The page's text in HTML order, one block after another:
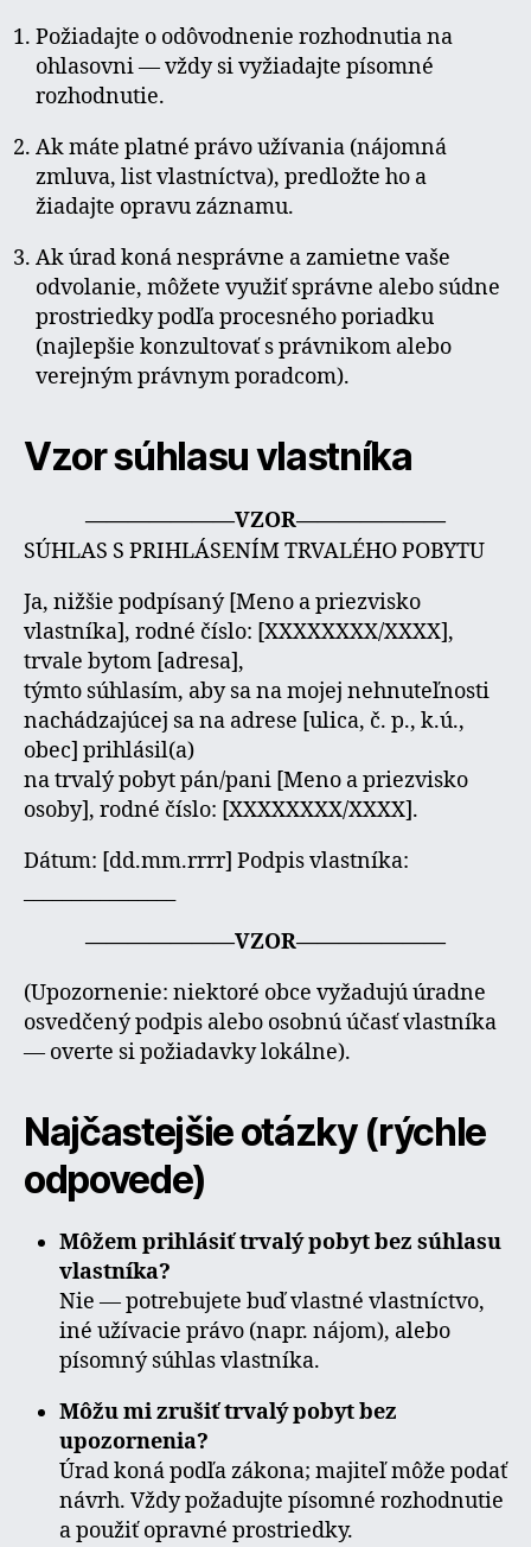
Požiadajte o odôvodnenie rozhodnutia na
ohlasovni — vždy si vyžiadajte písomné
rozhodnutie.
Ak máte platné právo užívania (nájomná
zmluva, list vlastníctva), predložte ho a
žiadajte opravu záznamu.
Ak úrad koná nesprávne a zamietne vaše
odvolanie, môžete využiť správne alebo súdne
prostriedky podľa procesného poriadku
(najlepšie konzultovať s právnikom alebo
verejným právnym poradcom).
Vzor súhlasu vlastníka
———————VZOR———————
SÚHLAS S PRIHLÁSENÍM TRVALÉHO POBYTU
Ja, nižšie podpísaný [Meno a priezvisko
vlastníka], rodné číslo: [XXXXXXXX/XXXX],
trvale bytom [adresa],
týmto súhlasím, aby sa na mojej nehnuteľnosti
nachádzajúcej sa na adrese [ulica, č. p., k.ú.,
obec] prihlásil(a)
na trvalý pobyt pán/pani [Meno a priezvisko
osoby], rodné číslo: [XXXXXXXX/XXXX].
Dátum: [dd.mm.rrrr] Podpis vlastníka:
———————VZOR———————
(Upozornenie: niektoré obce vyžadujú úradne
osvedčený podpis alebo osobnú účasť vlastníka
— overte si požiadavky lokálne).
Najčastejšie otázky (rýchle
odpovede)
Môžem prihlásiť trvalý pobyt bez súhlasu
vlastníka?
Nie — potrebujete buď vlastné vlastníctvo,
iné užívacie právo (napr. nájom), alebo
písomný súhlas vlastníka.
Môžu mi zrušiť trvalý pobyt bez
upozornenia?
Úrad koná podľa zákona; majiteľ môže podať
návrh. Vždy požadujte písomné rozhodnutie
a použiť opravné prostriedky.